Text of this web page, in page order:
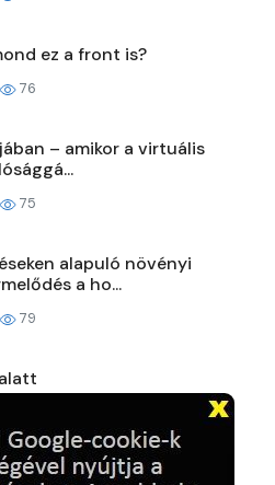
ez a front is?
76
– amikor a virtuális
75
alapuló növényi
a ho...
79
összefoglaló a honlapon